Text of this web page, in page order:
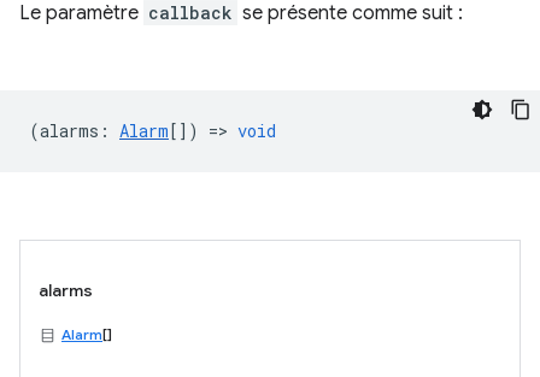
Le paramètre callback se présente comme suit :
(alarms : Alarm[]) => void
alarms
Alarm[]